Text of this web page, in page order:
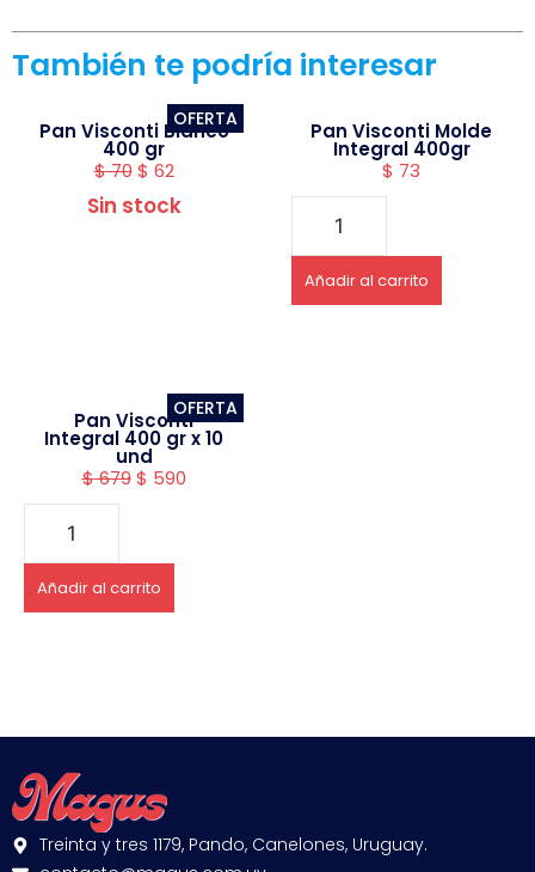
También te podría interesar
OFERTA
Pan Visconti Blanco
400 gr
$70 $ 62
Sin stock
Pan Visconti Molde
Integral 400gr
$ 73
Añadir al carrito
OFERTA
Pan Visconti
Integral 400 gr x 10
und
$679 $ 590
Añadir al carrito
Treinta y tres 1179, Pando, Canelones, Uruguay.